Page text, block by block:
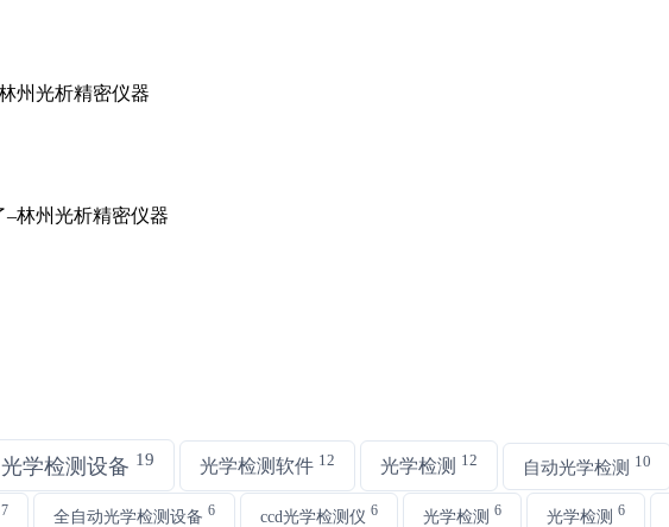
光学检测设备 19 光学检测软件 12 光学检测 12 自动光学检测 10
7 全自动光学检测设备 6 ccd光学检测仪 6 光学检测 6 光学检测 6